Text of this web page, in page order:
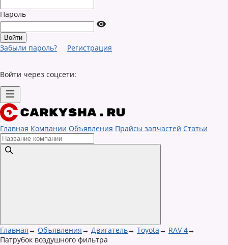
Пароль
Забыли пароль? Регистрация
Войти через соцсети:
Главная Компании Объявления Прайсы запчастей Статьи
Главная→ Объявления→ Двигатель→ Toyota→ RAV 4→
Патрубок воздушного фильтра